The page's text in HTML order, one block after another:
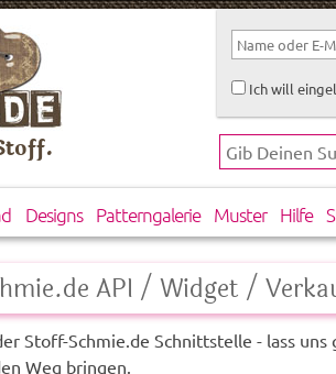
Ich will
Designs Patterngalerie Muster Hilfe
API / Widget /
Stoff-Schmie.de Schnittstelle - lass uns
Weg bringen.